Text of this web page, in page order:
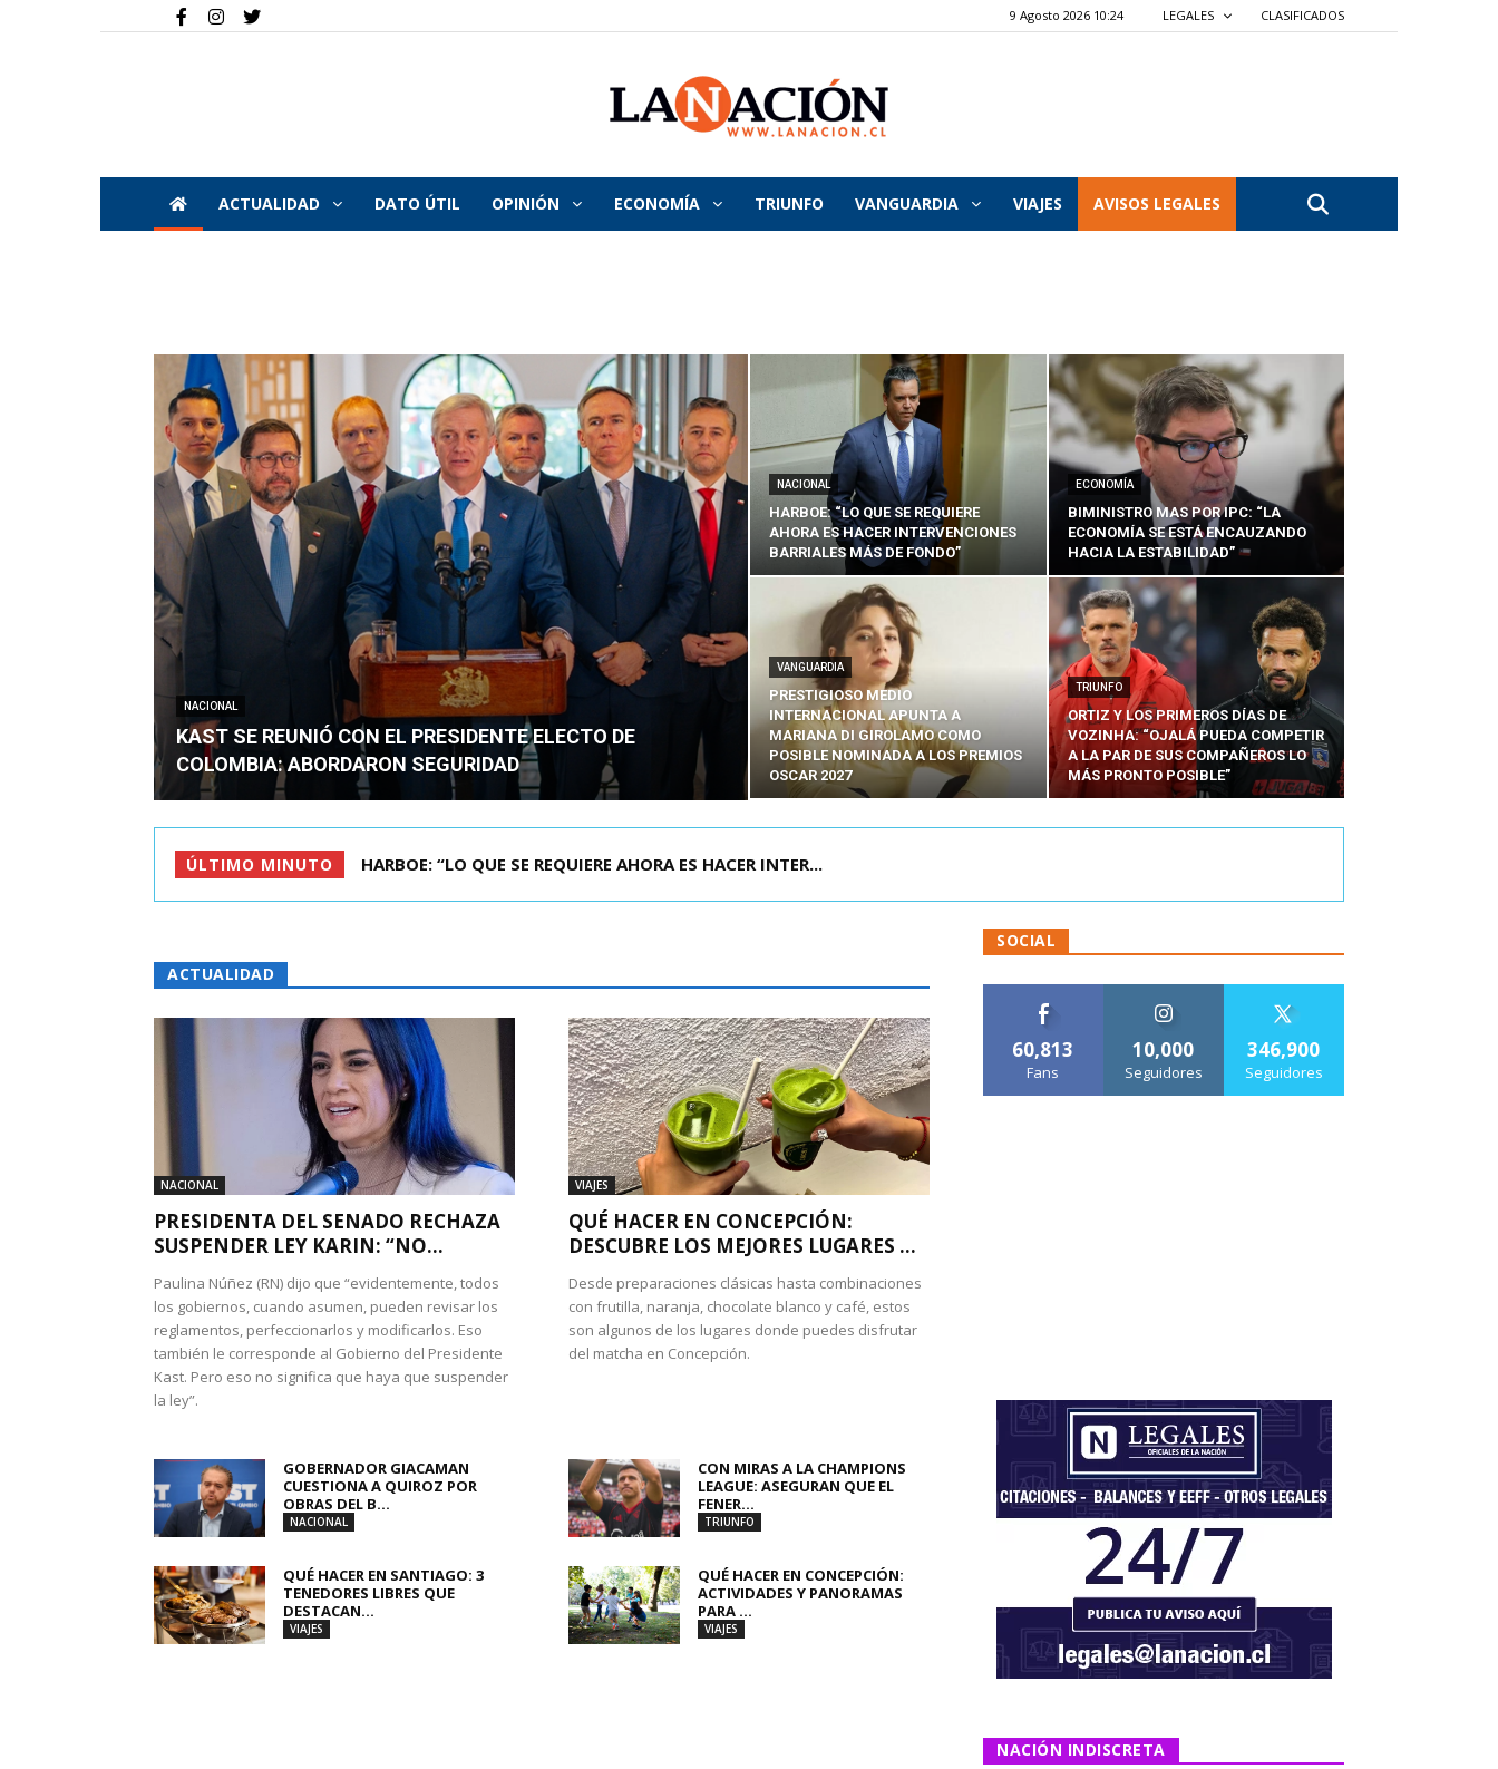
9 Agosto 2026 10:24 LEGALES CLASIFICADOS
La
Nación
ACTUALIDAD DATO ÚTIL OPINIÓN ECONOMÍA TRIUNFO VANGUARDIA VIAJES AVISOS LEGALES
NACIONAL
KAST SE REUNIÓ CON EL PRESIDENTE ELECTO DE
COLOMBIA: ABORDARON SEGURIDAD
NACIONAL
HARBOE: “LO QUE SE REQUIERE
AHORA ES HACER INTERVENCIONES
BARRIALES MÁS DE FONDO”
ECONOMÍA
BIMINISTRO MAS POR IPC: “LA
ECONOMÍA SE ESTÁ ENCAUZANDO
HACIA LA ESTABILIDAD”
VANGUARDIA
PRESTIGIOSO MEDIO
INTERNACIONAL APUNTA A
MARIANA DI GIROLAMO COMO
POSIBLE NOMINADA A LOS PREMIOS
OSCAR 2027
TRIUNFO
ORTIZ Y LOS PRIMEROS DÍAS DE
VOZINHA: “OJALÁ PUEDA COMPETIR
A LA PAR DE SUS COMPAÑEROS LO
MÁS PRONTO POSIBLE”
ÚLTIMO MINUTO BIMINISTRO MAS POR IPC: “LA ECONOMÍA SE ESTÁ ENC...
ACTUALIDAD
NACIONAL
PRESIDENTA DEL SENADO RECHAZA
SUSPENDER LEY KARIN: “NO...
Paulina Núñez (RN) dijo que “evidentemente, todos
los gobiernos, cuando asumen, pueden revisar los
reglamentos, perfeccionarlos y modificarlos. Eso
también le corresponde al Gobierno del Presidente
Kast. Pero eso no significa que haya que suspender
la ley”.
VIAJES
QUÉ HACER EN CONCEPCIÓN:
DESCUBRE LOS MEJORES LUGARES ...
Desde preparaciones clásicas hasta combinaciones
con frutilla, naranja, chocolate blanco y café, estos
son algunos de los lugares donde puedes disfrutar
del matcha en Concepción.
GOBERNADOR GIACAMAN
CUESTIONA A QUIROZ POR
OBRAS DEL B...
NACIONAL
CON MIRAS A LA CHAMPIONS
LEAGUE: ASEGURAN QUE EL
FENER...
TRIUNFO
QUÉ HACER EN SANTIAGO: 3
TENEDORES LIBRES QUE
DESTACAN...
VIAJES
QUÉ HACER EN CONCEPCIÓN:
ACTIVIDADES Y PANORAMAS
PARA ...
VIAJES
SOCIAL
60,813
Fans
10,000
Seguidores
346,900
Seguidores
NACIÓN INDISCRETA